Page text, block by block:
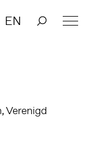
EN
Verenigd